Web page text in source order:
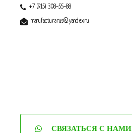
+7 (915) 308-55-88
manufacturarus@yandex.ru
СВЯЗАТЬСЯ С НАМИ